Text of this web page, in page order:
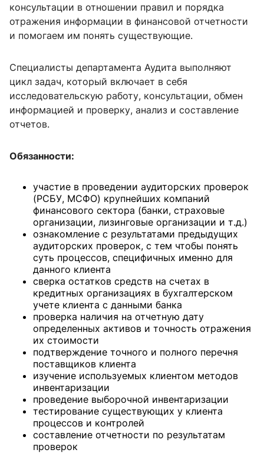
консультации в отношении правил и порядка
отражения информации в финансовой отчетности
и помогаем им понять существующие.
Специалисты департамента Аудита выполняют
цикл задач, который включает в себя
исследовательскую работу, консультации, обмен
информацией и проверку, анализ и составление
отчетов.
Обязанности:
участие в проведении аудиторских проверок
(РСБУ, МСФО) крупнейших компаний
финансового сектора (банки, страховые
организации, лизинговые организации и т.д.)
ознакомление с результатами предыдущих
аудиторских проверок, с тем чтобы понять
суть процессов, специфичных именно для
данного клиента
сверка остатков средств на счетах в
кредитных организациях в бухгалтерском
учете клиента с данными банка
проверка наличия на отчетную дату
определенных активов и точность отражения
их стоимости
подтверждение точного и полного перечня
поставщиков клиента
изучение используемых клиентом методов
инвентаризации
проведение выборочной инвентаризации
тестирование существующих у клиента
процессов и контролей
составление отчетности по результатам
проверок